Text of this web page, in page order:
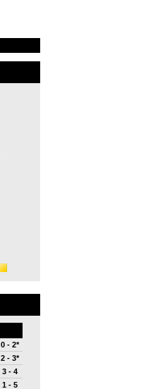
0 - 2*
2 - 3*
3 - 4
1 - 5